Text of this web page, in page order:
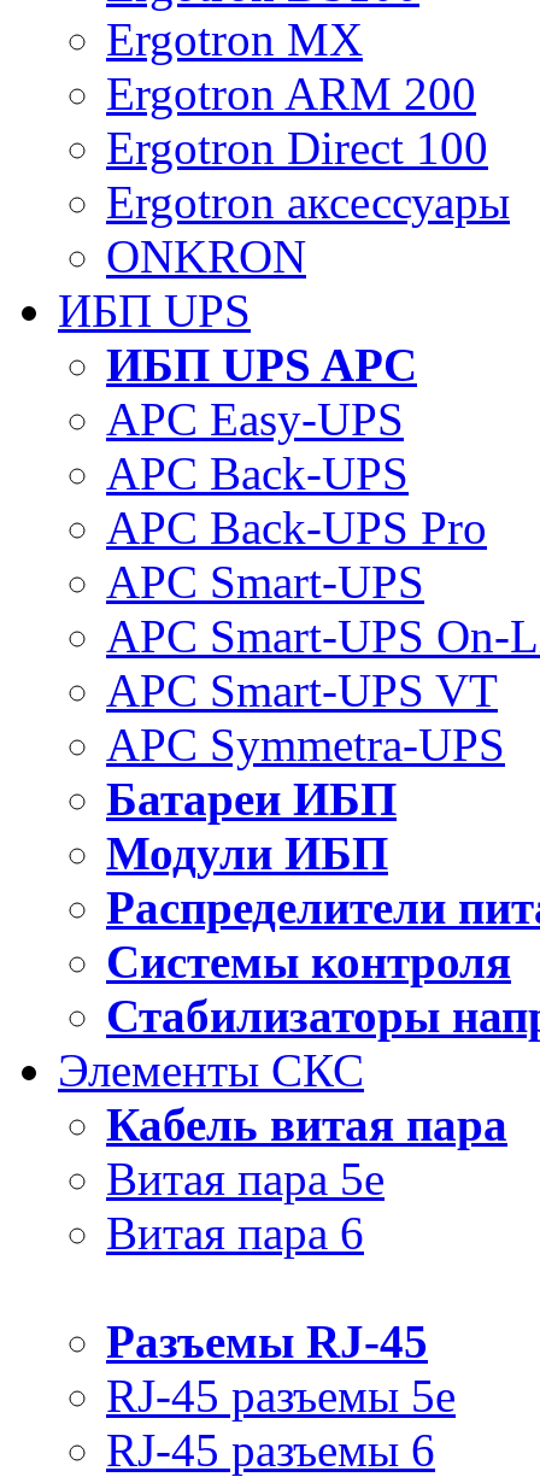
Ergotron MX
Ergotron ARM 200
Ergotron Direct 100
Ergotron аксессуары
ONKRON
ИБП UPS
ИБП UPS APC
APC Easy-UPS
APC Back-UPS
APC Back-UPS Pro
APC Smart-UPS
APC Smart-UPS On-
APC Smart-UPS VT
APC Symmetra-UPS
Батареи ИБП
Модули ИБП
Распределители
Системы контроля
Стабилизаторы
Элементы СКС
Кабель витая пара
Витая пара 5e
Витая пара 6
Разъемы RJ-45
RJ-45 разъемы 5e
RJ-45 разъемы 6